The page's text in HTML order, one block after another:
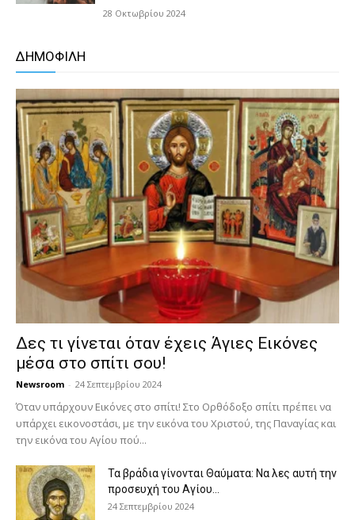
28 Οκτωβρίου 2024
ΔΗΜΟΦΙΛΗ
Δες τι γίνεται όταν έχεις Άγιες Εικόνες
μέσα στο σπίτι σου!
Newsroom - 24 Σεπτεμβρίου 2024
Όταν υπάρχουν Εικόνες στο σπίτι! Στο Ορθόδοξο σπίτι πρέπει να
υπάρχει εικονοστάσι, με την εικόνα του Χριστού, της Παν­αγίας και
την εικόνα του Αγίου πού...
Τα βράδια γίνονται Θαύματα: Να λες αυτή την
προσευχή του Αγίου...
24 Σεπτεμβρίου 2024